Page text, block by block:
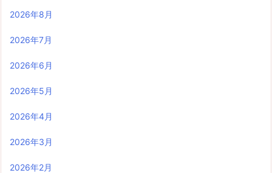
2026年8月
2026年7月
2026年6月
2026年5月
2026年4月
2026年3月
2026年2月